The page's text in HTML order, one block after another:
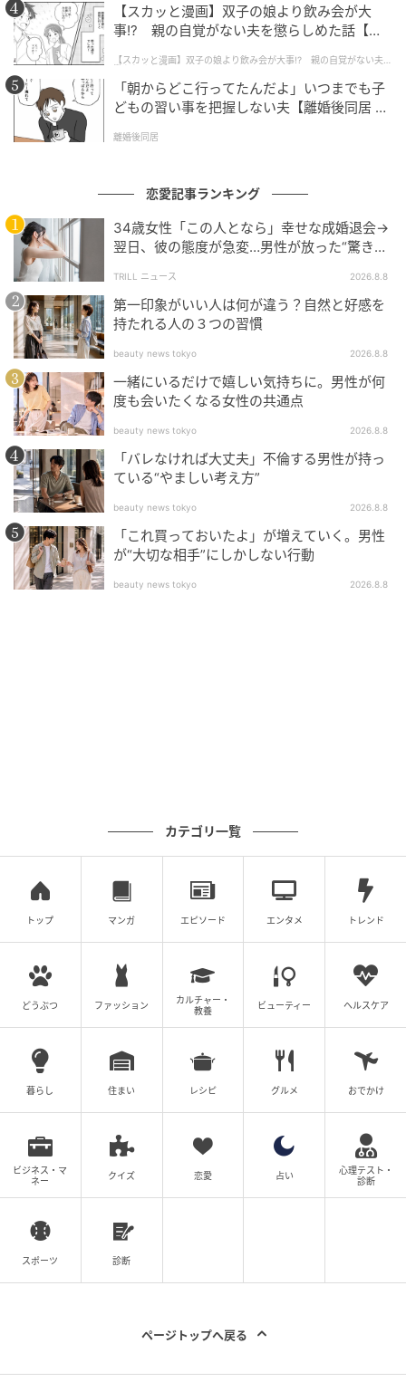
【スカッと漫画】双子の娘より飲み会が大
事!? 親の自覚がない夫を懲らしめた話【第1
【スカッと漫画】双子の娘より飲み会が大事!? 親の自覚がない夫を
懲らしめた話
「朝からどこ行ってたんだよ」いつまでも子
どもの習い事を把握しない夫【離婚後同居 Vo
離婚後同居
恋愛記事ランキング
34歳女性「この人となら」幸せな成婚退会→
翌日、彼の態度が急変…男性が放った“驚きの
TRILL ニュース 2026.8.8
第一印象がいい人は何が違う？自然と好感を
持たれる人の３つの習慣
beauty news tokyo 2026.8.8
一緒にいるだけで嬉しい気持ちに。男性が何
度も会いたくなる女性の共通点
beauty news tokyo 2026.8.8
「バレなければ大丈夫」不倫する男性が持っ
ている“やましい考え方”
beauty news tokyo 2026.8.8
「これ買っておいたよ」が増えていく。男性
が“大切な相手”にしかしない行動
beauty news tokyo 2026.8.8
カテゴリ一覧
トップ マンガ エピソード エンタメ トレンド
どうぶつ ファッション
カルチャー・
教養
ビューティー ヘルスケア
暮らし 住まい レシピ グルメ おでかけ
ビジネス・マ
ネー
クイズ 恋愛 占い
心理テスト・
診断
スポーツ 診断
ページトップへ戻る